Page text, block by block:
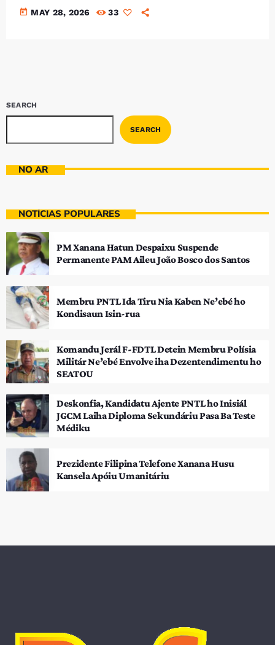
today MAY 28, 2026 33
SEARCH
SEARCH
NO AR
NOTÍCIAS POPULARES
PM Xanana Hatun Despaixu Suspende
Permanente PAM Aileu João Bosco dos Santos
Membru PNTL Ida Tiru Nia Kaben Ne’ebé ho
Kondisaun Isin-rua
Komandu Jerál F-FDTL Detein Membru Polísia
Militár Ne’ebé Envolve iha Dezentendimentu ho
SEATOU
Deskonfia, Kandidatu Ajente PNTL ho Inisiál
JGCM Laiha Diploma Sekundáriu Pasa Ba Teste
Médiku
Prezidente Filipina Telefone Xanana Husu
Kansela Apóiu Umanitáriu